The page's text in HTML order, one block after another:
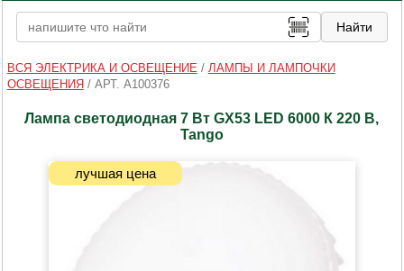
ВСЯ ЭЛЕКТРИКА И ОСВЕЩЕНИЕ / ЛАМПЫ И ЛАМПОЧКИ
ОСВЕЩЕНИЯ / АРТ. A100376
Лампа светодиодная 7 Вт GX53 LED 6000 К 220 В,
Tango